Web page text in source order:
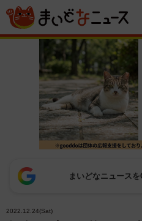
まいどなニュース
2022.12.24(Sat)